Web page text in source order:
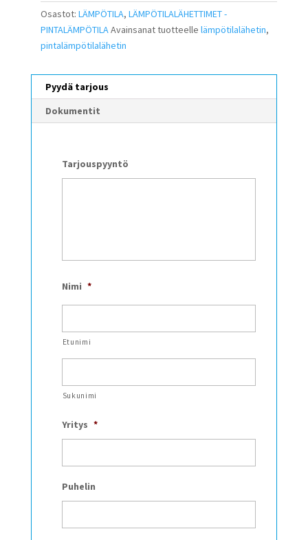
Osastot: LÄMPÖTILA, LÄMPÖTILALÄHETTIMET -
PINTALÄMPÖTILAAvainsanat tuotteelle lämpötilalähetin,
pintalämpötilalähetin
Pyydä tarjous
Dokumentit
Tarjouspyyntö
Nimi *
Etunimi
Sukunimi
Yritys *
Puhelin